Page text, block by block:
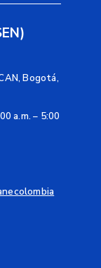
Bogotá,
a.m. – 5:00